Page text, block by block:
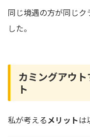
同じ境遇の方が同じ
した。
カミングアウ
ト
私が考えるメリットは